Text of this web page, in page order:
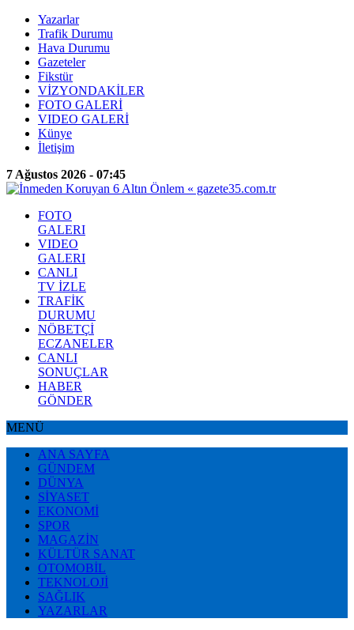
Yazarlar
Trafik Durumu
Hava Durumu
Gazeteler
Fikstür
VİZYONDAKİLER
FOTO GALERİ
VIDEO GALERİ
Künye
İletişim
7 Ağustos 2026 - 07:45
FOTO
GALERI
VIDEO
GALERI
CANLI
TV İZLE
TRAFİK
DURUMU
NÖBETÇİ
ECZANELER
CANLI
SONUÇLAR
HABER
GÖNDER
MENÜ
ANA SAYFA
GÜNDEM
DÜNYA
SİYASET
EKONOMİ
SPOR
MAGAZİN
KÜLTÜR SANAT
OTOMOBİL
TEKNOLOJİ
SAĞLIK
YAZARLAR